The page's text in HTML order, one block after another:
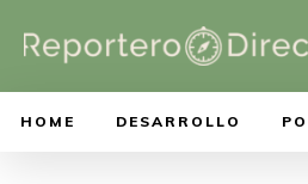
HOME DESARROLLO